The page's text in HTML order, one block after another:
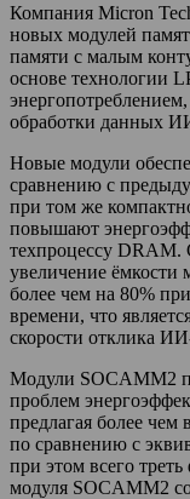
Компания Micron
новых модулей
памяти с малым
основе технологии
обработки данных
Новые модули
сравнению с
при том же
повышают
техпроцессу DRAM.
увеличение ёмкости
более чем на 80%
времени, что
скорости отклика
Модули SOCAMM2
проблем
предлагая более чем
по сравнению с
при этом всего
модуля SOCAMM2